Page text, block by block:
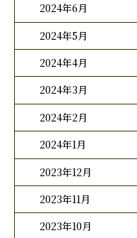
2024年6月
2024年5月
2024年4月
2024年3月
2024年2月
2024年1月
2023年12月
2023年11月
2023年10月